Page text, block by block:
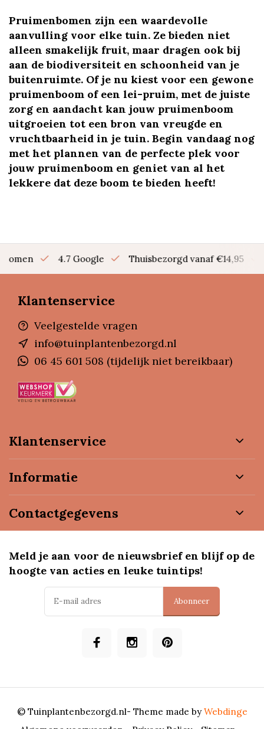
Pruimenbomen zijn een waardevolle
aanvulling voor elke tuin. Ze bieden niet
alleen smakelijk fruit, maar dragen ook bij
aan de biodiversiteit en schoonheid van je
buitenruimte. Of je nu kiest voor een gewone
pruimenboom of een lei-pruim, met de juiste
zorg en aandacht kan jouw pruimenboom
uitgroeien tot een bron van vreugde en
vruchtbaarheid in je tuin. Begin vandaag nog
met het plannen van de perfecte plek voor
jouw pruimenboom en geniet van al het
lekkere dat deze boom te bieden heeft!
bomen 4.7 Google Thuisbezorgd vanaf €14,95
Klantenservice
Veelgestelde vragen
info@tuinplantenbezorgd.nl
06 45 601 508 (tijdelijk niet bereikbaar)
Klantenservice
Informatie
Contactgegevens
Meld je aan voor de nieuwsbrief en blijf op de
hoogte van acties en leuke tuintips!
Abonneer
© Tuinplantenbezorgd.nl- Theme made byWebdinge